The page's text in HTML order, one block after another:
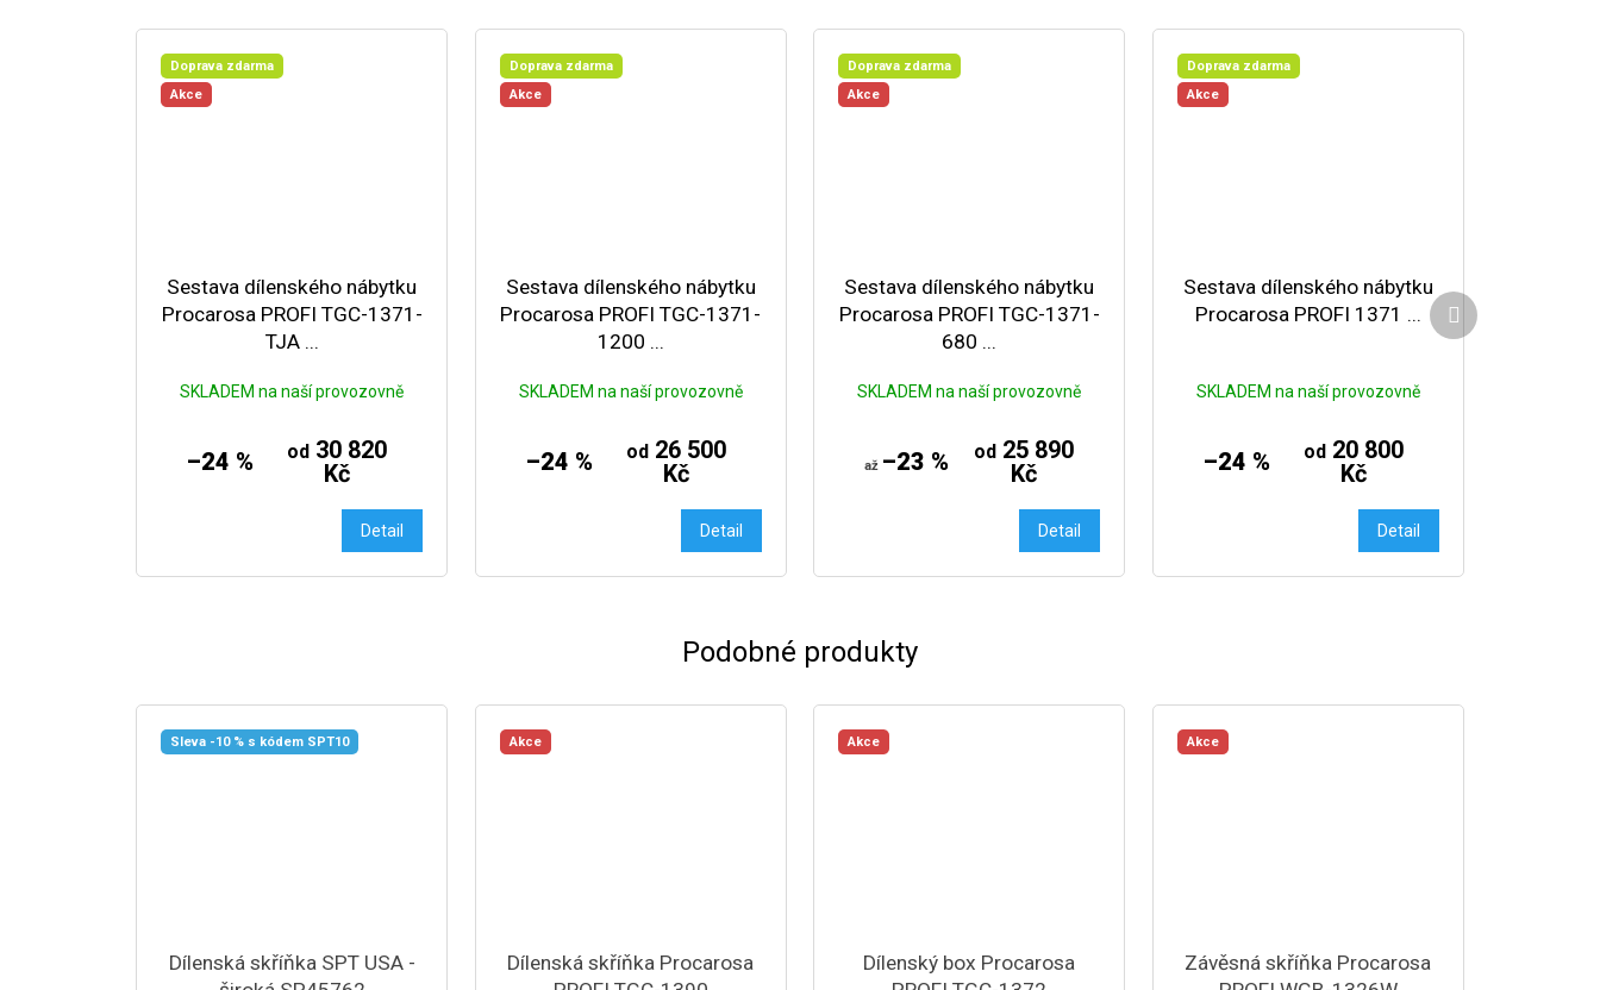
Doprava zdarma
Akce
Sestava dílenského nábytku
Procarosa PROFI TGC-1371-
TJA ...
SKLADEM na naší provozovně
–24 % od 30 820
Kč
Detail
Doprava zdarma
Akce
Sestava dílenského nábytku
Procarosa PROFI TGC-1371-
1200 ...
SKLADEM na naší provozovně
–24 % od26 500
Kč
Detail
Doprava zdarma
Akce
Sestava dílenského nábytku
Procarosa PROFI TGC-1371-
680 ...
SKLADEM na naší provozovně
až –23 % od25 890
Kč
Detail
Doprava zdarma
Akce
Sestava dílenského nábytku
Procarosa PROFI 1371 ...
SKLADEM na naší provozovně
–24 % od20 800
Kč
Detail
Další produkt
Podobné produkty
Sleva -10 % s kódem SPT10
Dílenská skříňka SPT USA -
Akce
Dílenská skříňka Procarosa
Akce
Dílenský box Procarosa
Akce
Závěsná skříňka Procarosa